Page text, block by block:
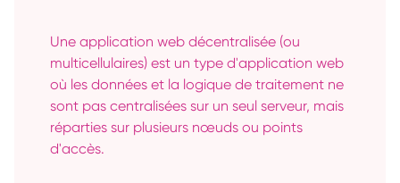
Une application web décentralisée (ou
multicellulaires) est un type d'application web
où les données et la logique de traitement ne
sont pas centralisées sur un seul serveur, mais
réparties sur plusieurs nœuds ou points
d'accès.